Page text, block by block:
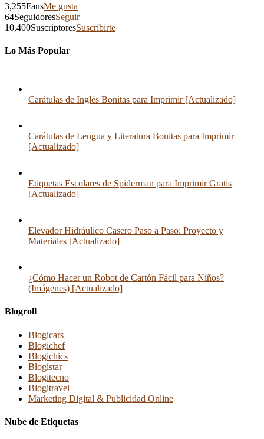
3,255FansMe gusta
64SeguidoresSeguir
10,400SuscriptoresSuscribirte
Lo Más Popular
Carátulas de Inglés Bonitas para Imprimir [Actualizado]
Carátulas de Lengua y Literatura Bonitas para Imprimir
[Actualizado]
Etiquetas Escolares de Spiderman para Imprimir Gratis
[Actualizado]
Elevador Hidráulico Casero Paso a Paso: Proyecto y
Materiales [Actualizado]
¿Cómo Hacer un Robot de Cartón Fácil para Niños?
(Imágenes) [Actualizado]
Blogroll
Blogicars
Blogichef
Blogichics
Blogistar
Blogitecno
Blogitravel
Marketing Digital & Publicidad Online
Nube de Etiquetas